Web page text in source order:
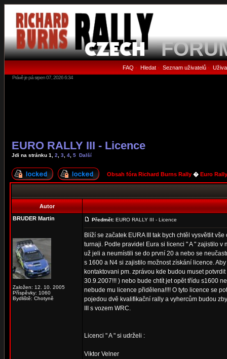
FAQ • Hledat• Seznam uživatelů•
Právě je pá srpen 07, 2026 6:34
EURO RALLY III - Licence
Jdi na stránku 1 2 3 4 5 Další
Obsah fóra Richard Burns Rally � Euro
Autor
BRUDER Martin
Založen: 12. 10. 2005
Příspěvky: 1060
Bydliště: Chotyně
Předmět: EURO RALLY III - Licence
Blíží se začatek EURA III tak bych chtěl vysvětlit
turnaji. Podle pravidel Eura si licenci " A " zajistilo
už jeli a neumístili se do první 20 a nebo se
s 1600 a N4 si zajistilo možnost získání licence.
kontaktovani pm. zprávou kde budou muset
30.9.2007!!! ) nebo bude chtít jet opět třídu s1600
nebude mu licence přidělena!!!! O tyto licence se
pojedou dvě kvalifikační rally a vyhercům budou
III s vozem WRC.
Licenci " A " si udrželi :
Viktor Velner